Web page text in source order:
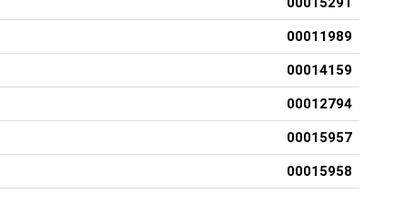
00011989
00014159
00012794
00015957
00015958